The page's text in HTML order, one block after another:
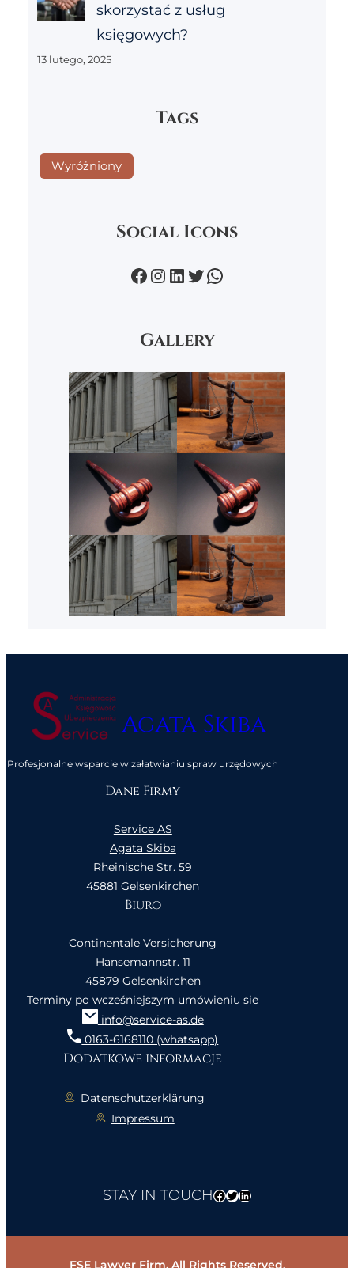
skorzystać z usług
księgowych?
13 lutego, 2025
Tags
Wyróżniony
Social Icons
Facebook Instagram LinkedIn Twitter WhatsApp
Gallery
Agata Skiba
Profesjonalne wsparcie w załatwianiu spraw urzędowych
Dane Firmy
Service AS
Agata Skiba
Rheinische Str. 59
45881 Gelsenkirchen
Biuro
Continentale Versicherung
Hansemannstr. 11
45879 Gelsenkirchen
Terminy po wcześniejszym umówieniu sie
info@service-as.de
0163-6168110 (whatsapp)
Dodatkowe informacje
Datenschutzerklärung
Impressum
STAY IN TOUCHFacebook
Twitter
LinkedIn
FSE Lawyer Firm. All Rights Reserved.